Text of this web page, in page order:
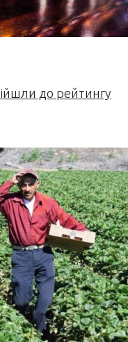
до рейтингу